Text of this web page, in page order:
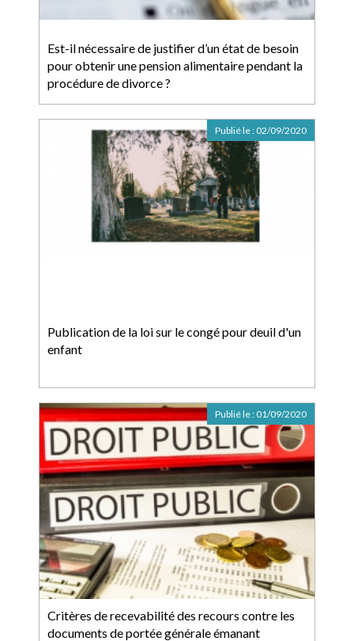
Est-il nécessaire de justifier d’un état de besoin
pour obtenir une pension alimentaire pendant la
procédure de divorce ?
Publication de la loi sur le congé pour deuil d'un
enfant
Publié le : 02/09/2020
Critères de recevabilité des recours contre les
documents de portée générale émanant
Publié le : 01/09/2020